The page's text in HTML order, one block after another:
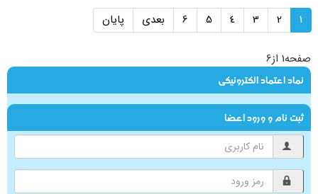
1
2
3
4
5
6 بعدی پایان
صفحه1 از6
نماد اعتماد الکترونیکی
ثبت نام و ورود اعضا